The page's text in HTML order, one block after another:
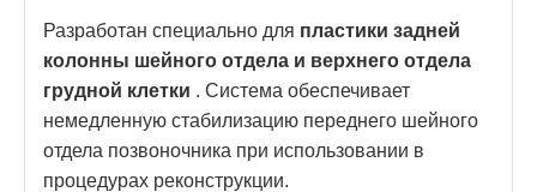
Разработан специально для пластики задней
колонны шейного отдела и верхнего отдела
грудной клетки . Система обеспечивает
немедленную стабилизацию переднего шейного
отдела позвоночника при использовании в
процедурах реконструкции.